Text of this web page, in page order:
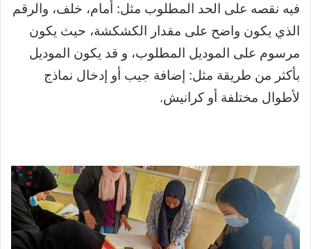
فيه نقصه على الحد المطلوب مثل: أمام، خلف، والرقم
الذي يكون واضح على مقدار الكشكشة، حيث یكون
مرسوم على الموديل المطلوب، و قد یكون المودیل
بأكثر من طریقة مثل: إضافة جیب أو إدخال نماذج
لأطوال مختلفة أو كرانیش.